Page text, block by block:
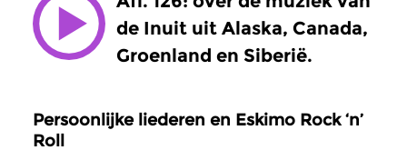
de Inuit uit Alaska, Canada,
Groenland en Siberië.
Persoonlijke liederen en Eskimo Rock ‘n’
Roll